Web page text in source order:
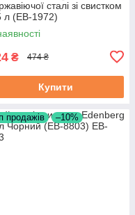
сталі зі свистком
л (EB-1972)
₴ 474 ₴
Купити
продажів –10%